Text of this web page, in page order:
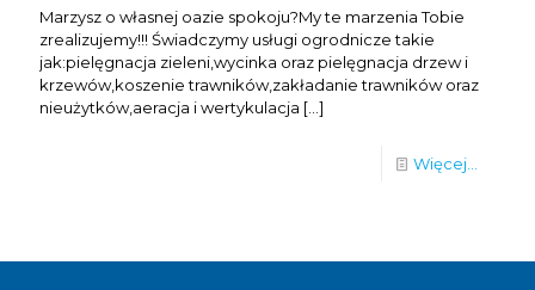
Marzysz o własnej oazie spokoju?My te marzenia Tobie
zrealizujemy!!! Świadczymy usługi ogrodnicze takie
jak:pielęgnacja zieleni,wycinka oraz pielęgnacja drzew i
krzewów,koszenie trawników,zakładanie trawników oraz
nieużytków,aeracja i wertykulacja […]
Więcej...